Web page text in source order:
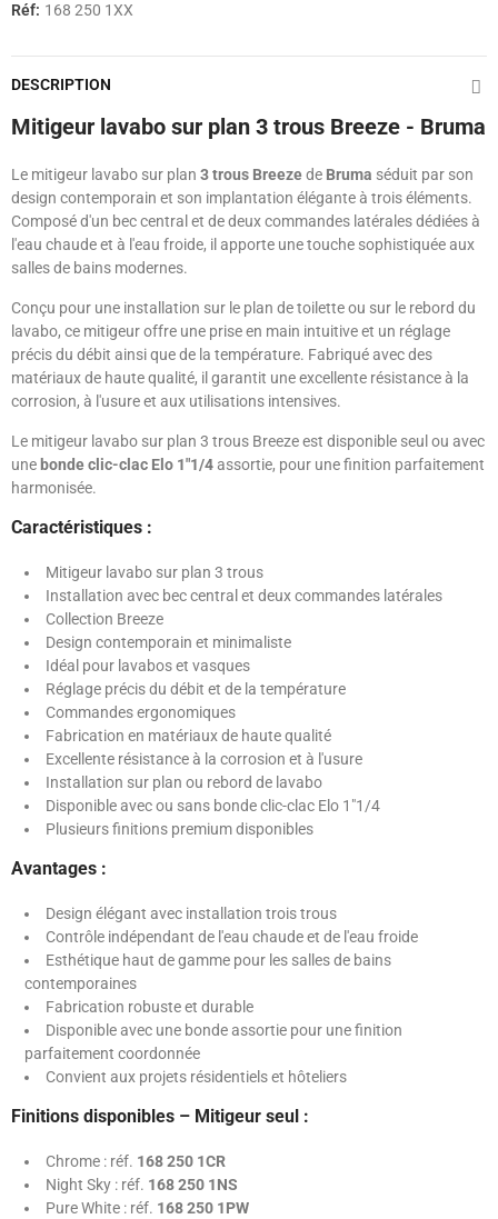
Réf: 168 250 1XX
DESCRIPTION
Mitigeur lavabo sur plan 3 trous Breeze - Bruma
Le mitigeur lavabo sur plan 3 trous Breezede Bruma séduit par son
design contemporain et son implantation élégante à trois éléments.
Composé d'un bec central et de deux commandes latérales dédiées à
l'eau chaude et à l'eau froide, il apporte une touche sophistiquée aux
salles de bains modernes.
Conçu pour une installation sur le plan de toilette ou sur le rebord du
lavabo, ce mitigeur offre une prise en main intuitive et un réglage
précis du débit ainsi que de la température. Fabriqué avec des
matériaux de haute qualité, il garantit une excellente résistance à la
corrosion, à l'usure et aux utilisations intensives.
Le mitigeur lavabo sur plan 3 trous Breeze est disponible seul ou avec
une bonde clic-clac Elo 1"1/4assortie, pour une finition parfaitement
harmonisée.
Caractéristiques :
Mitigeur lavabo sur plan 3 trous
Installation avec bec central et deux commandes latérales
Collection Breeze
Design contemporain et minimaliste
Idéal pour lavabos et vasques
Réglage précis du débit et de la température
Commandes ergonomiques
Fabrication en matériaux de haute qualité
Excellente résistance à la corrosion et à l'usure
Installation sur plan ou rebord de lavabo
Disponible avec ou sans bonde clic-clac Elo 1"1/4
Plusieurs finitions premium disponibles
Avantages :
Design élégant avec installation trois trous
Contrôle indépendant de l'eau chaude et de l'eau froide
Esthétique haut de gamme pour les salles de bains
contemporaines
Fabrication robuste et durable
Disponible avec une bonde assortie pour une finition
parfaitement coordonnée
Convient aux projets résidentiels et hôteliers
Finitions disponibles – Mitigeur seul :
Chrome : réf. 168 250 1CR
Night Sky : réf. 168 250 1NS
Pure White : réf. 168 250 1PW